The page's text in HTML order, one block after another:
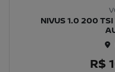
NIVUS 1.0 200
R$